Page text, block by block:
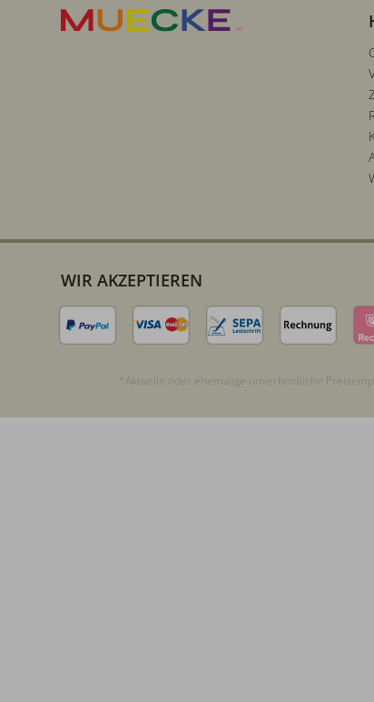
WIR AKZEPTIEREN
*Aktuelle oder ehemalige unverbindliche